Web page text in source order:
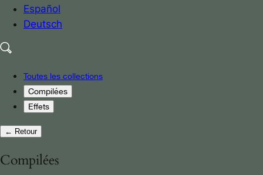
Español
Deutsch
Toutes les collections
Compilées
Effets
← Retour
Compilées